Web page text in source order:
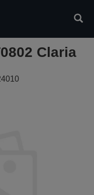
Claria